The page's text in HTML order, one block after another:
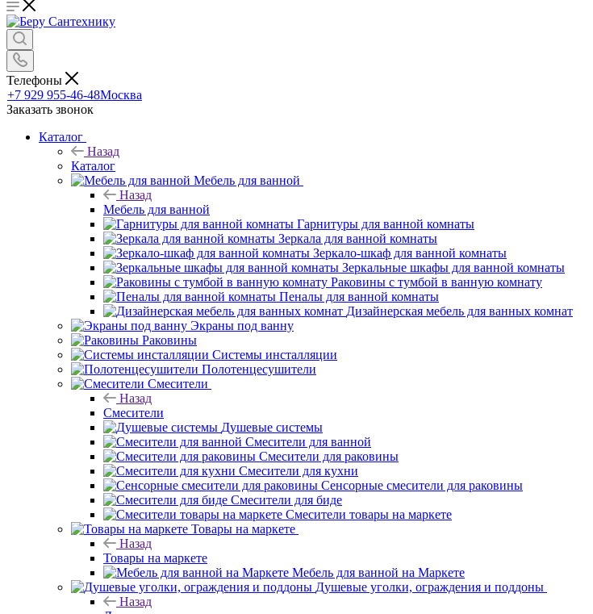
Телефоны
+7 929 955-46-48Москва
Заказать звонок
Каталог
Назад
Каталог
Мебель для ванной
Назад
Мебель для ванной
Гарнитуры для ванной комнаты
Зеркала для ванной комнаты
Зеркало-шкаф для ванной комнаты
Зеркальные шкафы для ванной комнаты
Раковины с тумбой в ванную комнату
Пеналы для ванной комнаты
Дизайнерская мебель для ванных комнат
Экраны под ванну
Раковины
Системы инсталляции
Полотенцесушители
Смесители
Назад
Смесители
Душевые системы
Смесители для ванной
Смесители для раковины
Смесители для кухни
Сенсорные смесители для раковины
Смесители для биде
Смесители товары на маркете
Товары на маркете
Назад
Товары на маркете
Мебель для ванной на Маркете
Душевые уголки, ограждения и поддоны
Назад